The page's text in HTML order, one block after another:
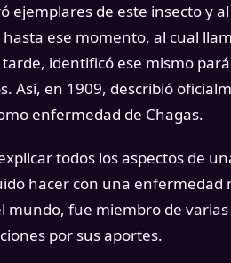
ejemplares de este insecto y
ese momento, al cual
identificó ese mismo
Así, en 1909, describió
enfermedad de Chagas.
todos los aspectos de
hacer con una enfermedad
fue miembro de
por sus aportes.